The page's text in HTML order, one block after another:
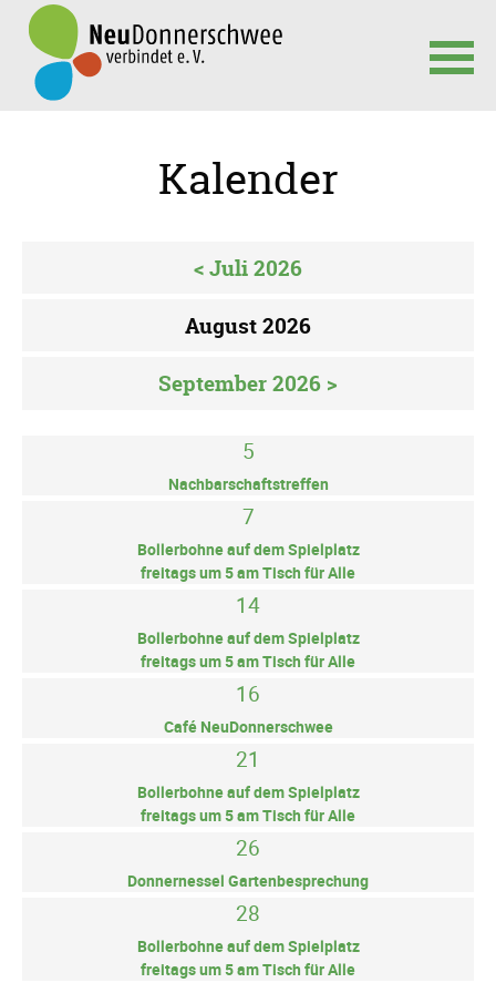
Kalender
< Juli 2026
August 2026
September 2026 >
5
Nachbarschaftstreffen
7
Bollerbohne auf dem Spielplatz
freitags um 5 am Tisch für Alle
14
Bollerbohne auf dem Spielplatz
freitags um 5 am Tisch für Alle
16
Café NeuDonnerschwee
21
Bollerbohne auf dem Spielplatz
freitags um 5 am Tisch für Alle
26
Donnernessel Gartenbesprechung
28
Bollerbohne auf dem Spielplatz
freitags um 5 am Tisch für Alle